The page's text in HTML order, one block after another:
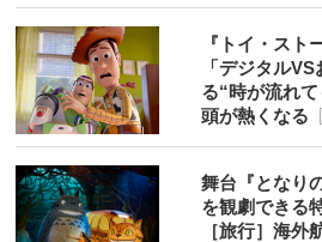
『トイ・ス
「デジタル
る“時が流れ
頭が熱くなる
舞台『となり
を観劇できる
［旅行］海外